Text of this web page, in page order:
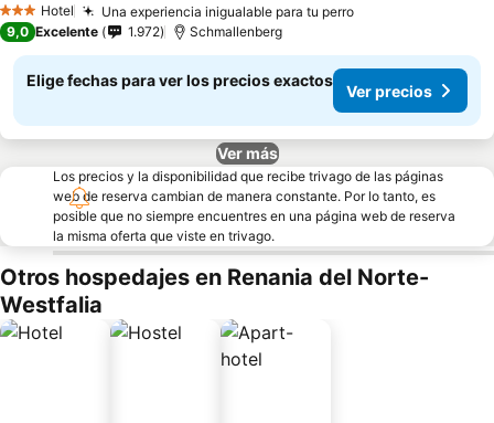
3 Estrellas
Hotel Una experiencia inigualable para tu perroVer precios
9,0 Excelente 1.972 Schmallenberg
Elige fechas para ver los precios exactos
Ver precios
Ver más
Los precios y la disponibilidad que recibe trivago de las páginas
web de reserva cambian de manera constante. Por lo tanto, es
posible que no siempre encuentres en una página web de reserva
la misma oferta que viste en trivago.
Otros hospedajes en Renania del Norte-
Westfalia